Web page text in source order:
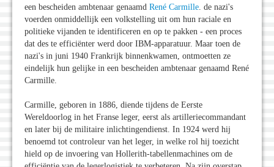
een bescheiden ambtenaar genaamd René Carmille . de nazi's
voerden onmiddellijk een volkstelling uit om hun raciale en
politieke vijanden te identificeren en op te pakken - een proces
dat des te efficiënter werd door IBM-apparatuur. Maar toen de
nazi's in juni 1940 Frankrijk binnenkwamen, ontmoetten ze
eindelijk hun gelijke in een bescheiden ambtenaar genaamd René
Carmille.
Carmille, geboren in 1886, diende tijdens de Eerste
Wereldoorlog in het Franse leger, eerst als artilleriecommandant
en later bij de militaire inlichtingendienst. In 1924 werd hij
benoemd tot controleur van het leger, in welke rol hij toezicht
hield op de invoering van Hollerith-tabellenmachines om de